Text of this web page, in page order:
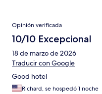
Opinión verificada
10/10 Excepcional
18 de marzo de 2026
Traducir con Google
Good hotel
Richard, se hospedó 1 noche